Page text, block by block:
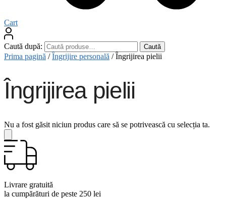
Cart
Caută după: Caută
Prima pagină /Îngrijire personală /Îngrijirea pielii
Îngrijirea pielii
Nu a fost găsit niciun produs care să se potrivească cu selecția ta.
Livrare gratuită
la cumpărături de peste 250 lei